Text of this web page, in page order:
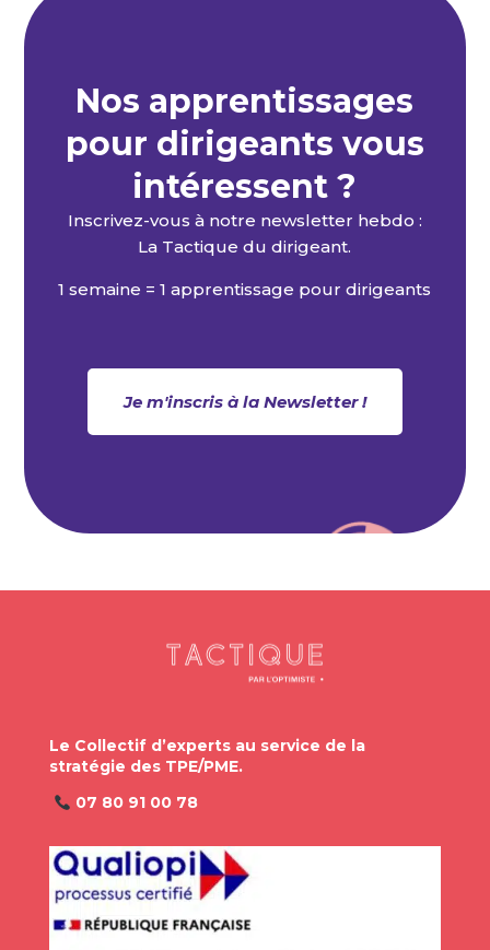
Nos apprentissages
pour dirigeants vous
intéressent ?
Inscrivez-vous à notre newsletter hebdo :
La Tactique du dirigeant.
1 semaine = 1 apprentissage pour dirigeants
Je m'inscris à la Newsletter !
Le Collectif d’experts au service de la
stratégie des TPE/PME.
07 80 91 00 78